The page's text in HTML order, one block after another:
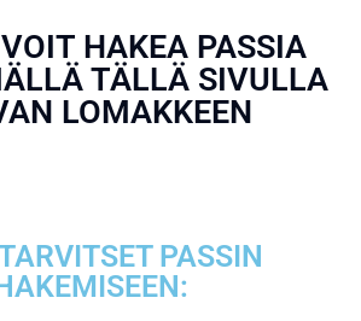
HAKEA PASSIA
TÄLLÄ SIVULLA
LOMAKKEEN
PASSIN